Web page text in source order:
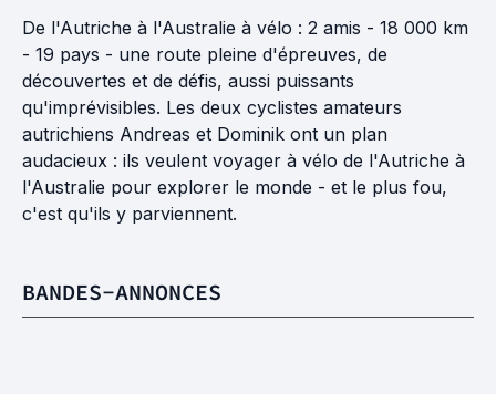
De l'Autriche à l'Australie à vélo : 2 amis - 18 000 km
- 19 pays - une route pleine d'épreuves, de
découvertes et de défis, aussi puissants
qu'imprévisibles. Les deux cyclistes amateurs
autrichiens Andreas et Dominik ont un plan
audacieux : ils veulent voyager à vélo de l'Autriche à
l'Australie pour explorer le monde - et le plus fou,
c'est qu'ils y parviennent.
BANDES-ANNONCES